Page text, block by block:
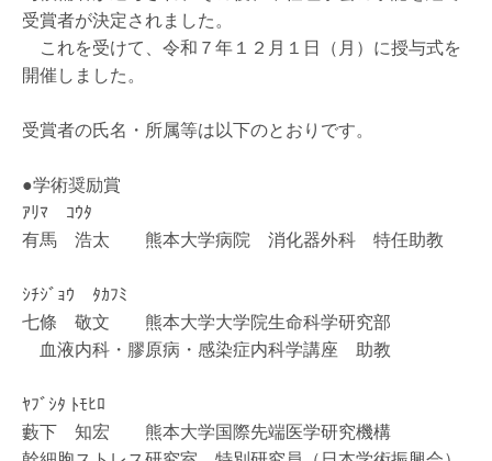
受賞者が決定されました。
これを受けて、令和７年１２月１日（月）に授与式を
開催しました。
受賞者の氏名・所属等は以下のとおりです。
●学術奨励賞
ｱﾘﾏ ｺｳﾀ
有馬 浩太 熊本大学病院 消化器外科 特任助教
ｼﾁｼﾞｮｳ ﾀｶﾌﾐ
七條 敬文 熊本大学大学院生命科学研究部
血液内科・膠原病・感染症内科学講座 助教
ﾔﾌﾞｼﾀ ﾄﾓﾋﾛ
藪下 知宏 熊本大学国際先端医学研究機構